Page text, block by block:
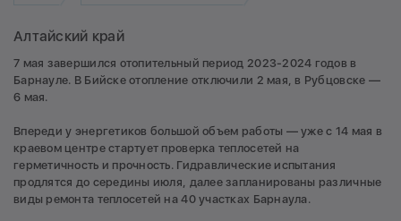
Алтайский край
7 мая завершился отопительный период 2023-2024 годов в
Барнауле. В Бийске отопление отключили 2 мая, в Рубцовске —
6 мая.
Впереди у энергетиков большой объем работы — уже с 14 мая в
краевом центре стартует проверка теплосетей на
герметичность и прочность. Гидравлические испытания
продлятся до середины июля, далее запланированы различные
виды ремонта теплосетей на 40 участках Барнаула.